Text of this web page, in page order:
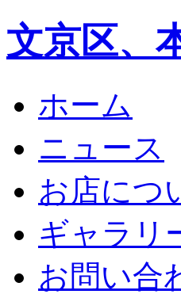
文京区、
ホーム
ニュース
お店につ
ギャラリ
お問い合